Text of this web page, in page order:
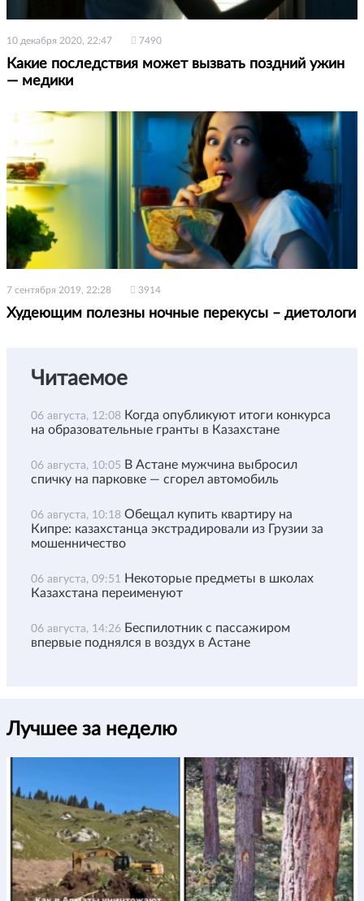
10 декабря 2020, 22:47 7490
Какие последствия может вызвать поздний ужин
— медики
7 сентября 2019, 22:28 3914
Худеющим полезны ночные перекусы – диетологи
Читаемое
06 августа, 12:08 Когда опубликуют итоги конкурса
на образовательные гранты в Казахстане
06 августа, 10:05 В Астане мужчина выбросил
спичку на парковке — сгорел автомобиль
06 августа, 10:18 Обещал купить квартиру на
Кипре: казахстанца экстрадировали из Грузии за
мошенничество
06 августа, 09:51 Некоторые предметы в школах
Казахстана переименуют
06 августа, 14:26 Беспилотник с пассажиром
впервые поднялся в воздух в Астане
Лучшее за неделю